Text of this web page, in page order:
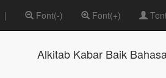
| Font(-) Font(+)
Alkitab Kabar Baik